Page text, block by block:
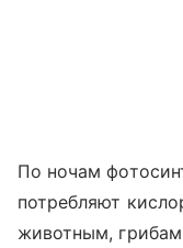
По ночам
потребляют
животным,